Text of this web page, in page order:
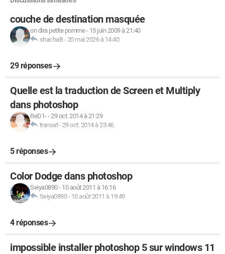
couche de destination masquée
on dira petite pomme- 15 juin 2009 à 21:40
shachaB-20 mai 2026 à 14:40
29 réponses
Quelle est la traduction de Screen et Multiply
dans photoshop
ReD1--29 oct. 2014 à 21:29
transat-29 oct. 2014 à 23:46
5 réponses
Color Dodge dans photoshop
Seiya0890- 10 août 2011 à 16:16
Seiya0890- 10 août 2011 à 19:49
4 réponses
impossible installer photoshop 5 sur windows 11